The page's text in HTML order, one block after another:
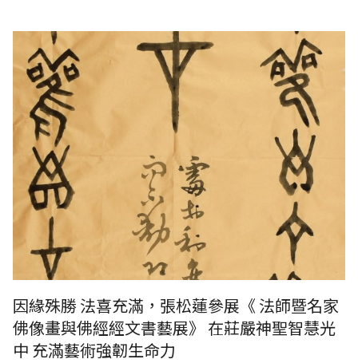
因緣殊勝 法喜充滿，張松蓮參展《 法師暨名家
佛像畫與佛經經文書藝展》 在莊嚴神聖智慧光
中 充滿藝術強韌生命力